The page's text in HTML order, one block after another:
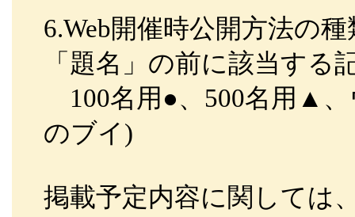
6.Web開催時公開方法の
「題名」の前に該当す
100名用●、500名用▲、
のブイ)
掲載予定内容に関しては